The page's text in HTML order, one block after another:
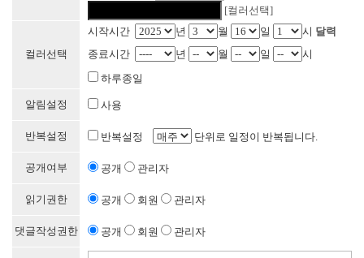
[컬러선택]
컬러선택
시작시간 년 월 일 시 달력
종료시간
년 월 일
시
하루종일
알림설정 사용
반복설정 반복설정 단위로 일정이 반복됩니다.
공개여부 공개 관리자
읽기권한 공개 회원 관리자
댓글작성권한 공개 회원 관리자